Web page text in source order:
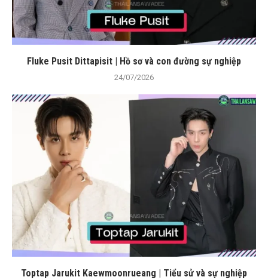
Fluke Pusit Dittapisit | Hồ sơ và con đường sự nghiệp
24/07/2026
Toptap Jarukit Kaewmoonrueang | Tiểu sử và sự nghiệp